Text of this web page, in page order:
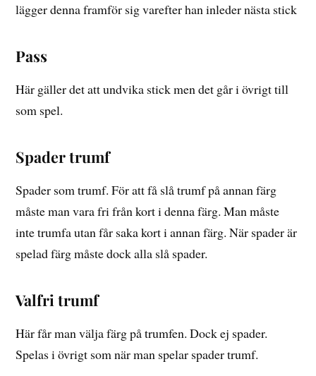
lägger denna framför sig varefter han inleder nästa stick
Pass
Här gäller det att undvika stick men det går i övrigt till
som spel.
Spader trumf
Spader som trumf. För att få slå trumf på annan färg
måste man vara fri från kort i denna färg. Man måste
inte trumfa utan får saka kort i annan färg. När spader är
spelad färg måste dock alla slå spader.
Valfri trumf
Här får man välja färg på trumfen. Dock ej spader.
Spelas i övrigt som när man spelar spader trumf.